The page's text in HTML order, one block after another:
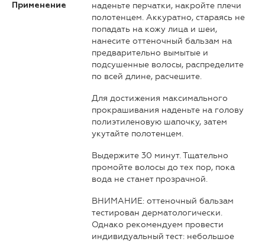
Применение
наденьте перчатки, накройте плечи
полотенцем. Аккуратно, стараясь не
попадать на кожу лица и шеи,
нанесите оттеночный бальзам на
предварительно вымытые и
подсушенные волосы, распределите
по всей длине, расчешите.
Для достижения максимального
прокрашивания наденьте на голову
полиэтиленовую шапочку, затем
укутайте полотенцем.
Выдержите 30 минут. Тщательно
промойте волосы до тех пор, пока
вода не станет прозрачной.
ВНИМАНИЕ: оттеночный бальзам
тестирован дерматологически.
Однако рекомендуем провести
индивидуальный тест: небольшое